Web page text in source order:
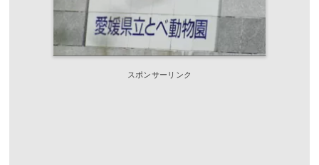
スポンサーリンク